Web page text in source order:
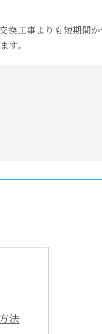
換工事よりも短期間
す。
法